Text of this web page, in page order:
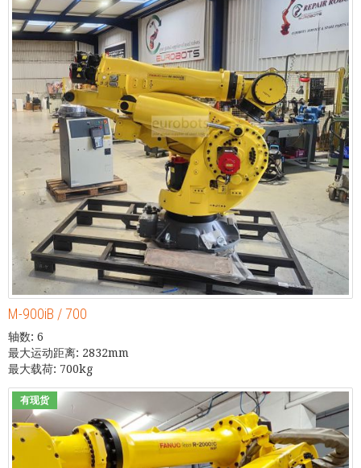
M-900iB / 700
轴数: 6
最大运动距离: 2832mm
最大载荷: 700kg
有现货